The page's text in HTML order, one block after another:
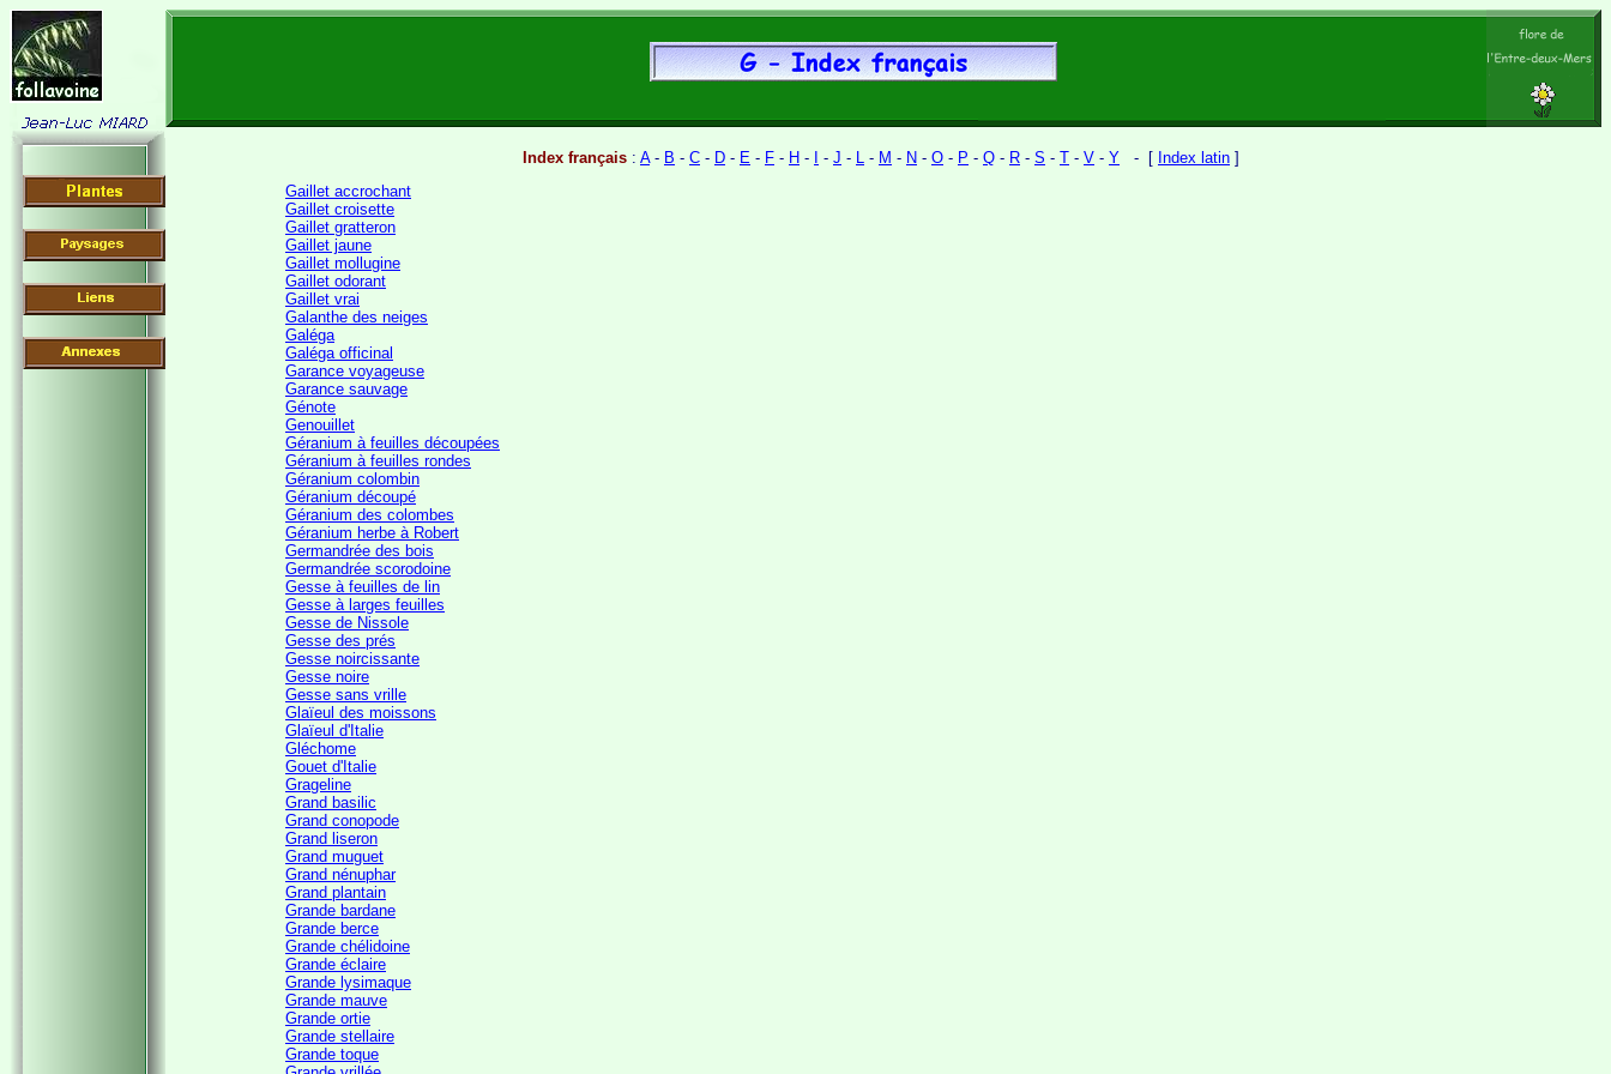
Index français : A- B - C - D - E - F - H - - J - L - M - N - O - P - Q - R - S - T - V - Y - [ Index latin ]
Gaillet accrochant
Gaillet croisette
Gaillet gratteron
Gaillet jaune
Gaillet mollugine
Gaillet odorant
Gaillet vrai
Galanthe des neiges
Galéga
Galéga officinal
Garance voyageuse
Garance sauvage
Génote
Genouillet
Géranium à feuilles découpées
Géranium à feuilles rondes
Géranium colombin
Géranium découpé
Géranium des colombes
Géranium herbe à Robert
Germandrée des bois
Germandrée scorodoine
Gesse à feuilles de lin
Gesse à larges feuilles
Gesse de Nissole
Gesse des prés
Gesse noircissante
Gesse noire
Gesse sans vrille
Glaïeul des moissons
Glaïeul d'Italie
Gléchome
Gouet d'Italie
Grageline
Grand basilic
Grand conopode
Grand liseron
Grand muguet
Grand nénuphar
Grand plantain
Grande bardane
Grande berce
Grande chélidoine
Grande éclaire
Grande lysimaque
Grande mauve
Grande ortie
Grande stellaire
Grande toque